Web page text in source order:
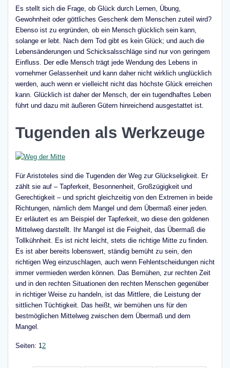
Es stellt sich die Frage, ob Glück durch Lernen, Übung,
Gewohnheit oder göttliches Geschenk dem Menschen zuteil wird?
Ebenso ist zu ergründen, ob ein Mensch glücklich sein kann,
solange er lebt. Nach dem Tod gibt es kein Glück; und auch die
Lebensänderungen und Schicksalsschläge sind nur von geringem
Einfluss. Der edle Mensch trägt jede Wendung des Lebens in
vornehmer Gelassenheit und kann daher nicht wirklich unglücklich
werden, auch wenn er vielleicht nicht das höchste Glück erreichen
kann. Glücklich ist daher der Mensch, der ein tugendhaftes Leben
führt und dazu mit äußeren Gütern hinreichend ausgestattet ist.
Tugenden als Werkzeuge
Für Aristoteles sind die Tugenden der Weg zur Glückseligkeit. Er
zählt sie auf – Tapferkeit, Besonnenheit, Großzügigkeit und
Gerechtigkeit – und spricht gleichzeitig von den Extremen in beide
Richtungen, nämlich dem Mangel und dem Übermaß einer jeden.
Er erläutert es am Beispiel der Tapferkeit, wo diese den goldenen
Mittelweg darstellt. Ihr Mangel ist die Feigheit, das Übermaß die
Tollkühnheit. Es ist nicht leicht, stets die richtige Mitte zu finden.
Es ist aber bereits lobenswert, ständig bemüht zu sein, den
richtigen Weg einzuschlagen, auch wenn Fehlentscheidungen nicht
immer vermieden werden können. Das Bemühen, zur rechten Zeit
und in den rechten Situationen den rechten Menschen gegenüber
in richtiger Weise zu handeln, ist das Mittlere, die Leistung der
sittlichen Tüchtigkeit. Das heißt, wir bemühen uns für den
bestmöglichen Mittelweg zwischen dem Übermaß und dem
Mangel.
Seiten: Seite
1,
Seite
2